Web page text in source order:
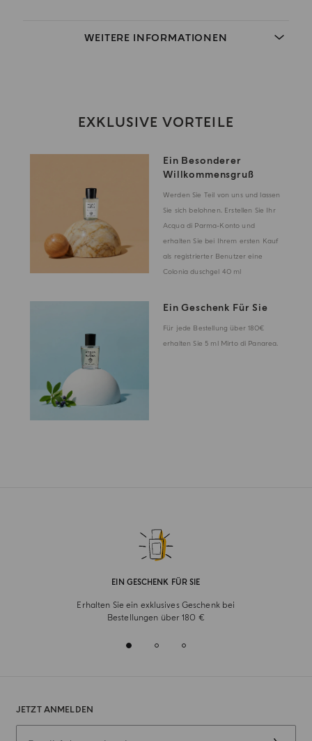
WEITERE INFORMATIONEN
EXKLUSIVE VORTEILE
Ein Besonderer
Willkommensgruß
Werden Sie Teil von uns und lassen
Sie sich belohnen. Erstellen Sie Ihr
Acqua di Parma-Konto und
erhalten Sie bei Ihrem ersten Kauf
als registrierter Benutzer eine
Colonia duschgel 40 ml
Ein Geschenk Für Sie
Für jede Bestellung über 180€
erhalten Sie 5 ml Mirto di Panarea.
EIN GESCHENK FÜR SIE
Erhalten Sie ein exklusives Geschenk bei
Bestellungen über 180 €
JETZT ANMELDEN